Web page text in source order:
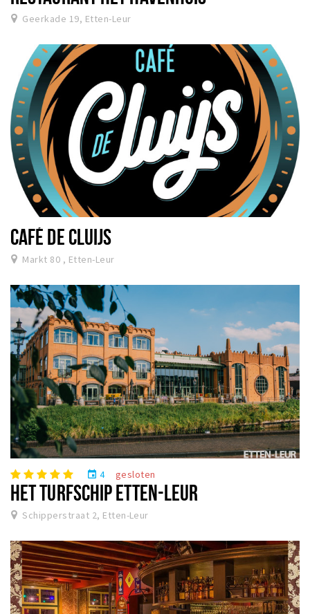
Geerkade 19, Etten-Leur
CAFÉ DE CLUIJS
Markt 80 , Etten-Leur
event 4 gesloten
HET TURFSCHIP ETTEN-LEUR
Schipperstraat 2, Etten-Leur